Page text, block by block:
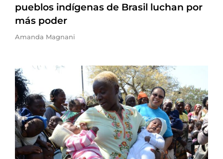
pueblos indígenas de Brasil luchan por
más poder
Amanda Magnani